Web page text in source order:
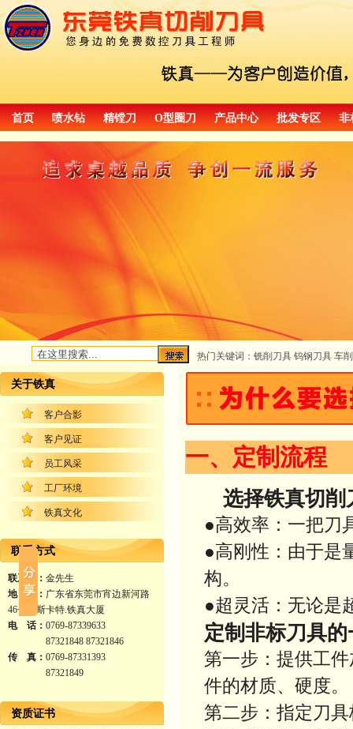
首页 喷水钻 精镗刀 O型圈刀 产品中心 批发专区 非
热门关键词：铣削刀具 钨钢刀具 车
关于铁真
客户合影
客户见证
员工风采
工厂环境
铁真文化
联系方式
联系人： 金先生
地 址： 广东省东莞市宵边新河路
46号耐斯卡特.铁真大厦
电 话： 0769-87339633
87321848 87321846
传 真： 0769-87331393
87321849
资质证书
一、定制流程
选择铁真切削
●高效率：一把刀
●高刚性：由于是
构。
●超灵活：无论是
定制非标刀具
第一步：提供工
件的材质、硬度。
第二步：指定刀